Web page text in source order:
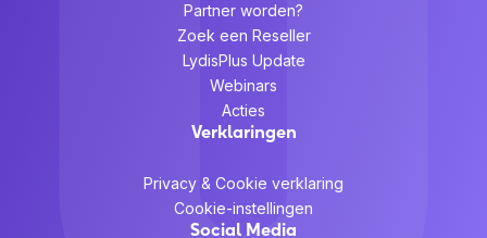
Partner worden?
Zoek een Reseller
LydisPlus Update
Webinars
Acties
Verklaringen
Privacy & Cookie verklaring
Cookie-instellingen
Social Media